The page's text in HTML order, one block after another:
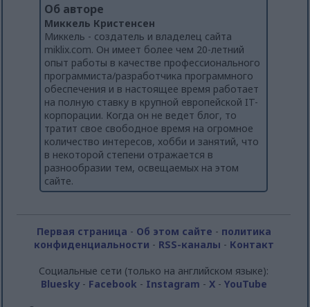
Об авторе
Миккель Кристенсен
Миккель - создатель и владелец сайта
miklix.com. Он имеет более чем 20-летний
опыт работы в качестве профессионального
программиста/разработчика программного
обеспечения и в настоящее время работает
на полную ставку в крупной европейской IT-
корпорации. Когда он не ведет блог, то
тратит свое свободное время на огромное
количество интересов, хобби и занятий, что
в некоторой степени отражается в
разнообразии тем, освещаемых на этом
сайте.
Первая страница - Об этом сайте - политика
конфиденциальности - RSS-каналы - Контакт
Социальные сети (только на английском языке):
Bluesky- Facebook - Instagram - X- YouTube